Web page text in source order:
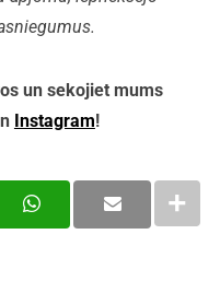
un sekojiet mums
Instagram!